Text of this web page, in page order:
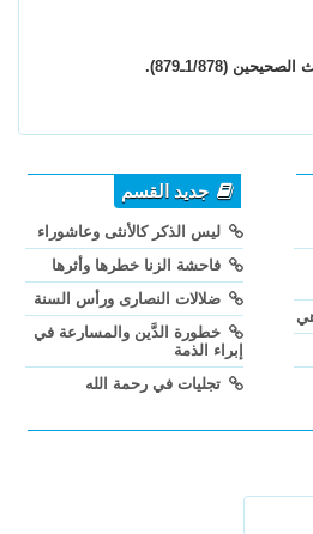
جديد القسم
ليس الذكر كالأنثى وعاشوراء
فاحشة الزنا خطرها وأثرها
ضلالات النصارى ورأس السنة
خطورة الدَّين والمسارعة في
إبراء الذمة
تجليات في رحمة الله